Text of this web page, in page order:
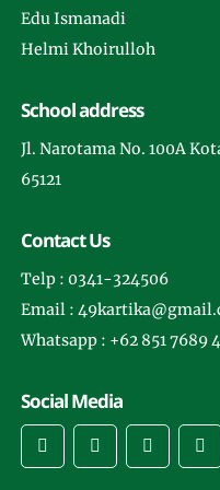
Edu Ismanadi
Helmi Khoirulloh
School address
Jl. Narotama No. 100A
65121
Contact Us
Telp : 0341-324506
Email :
Whatsapp : +62 851 7689
Social Media